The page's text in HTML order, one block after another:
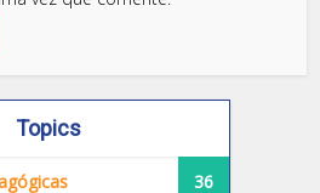
Topics
36